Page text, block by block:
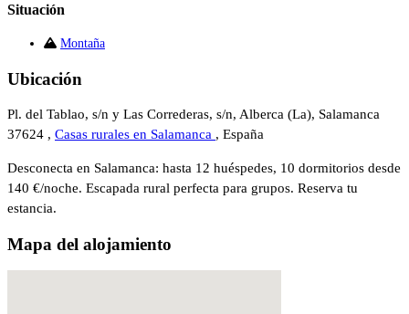
Situación
Montaña
Ubicación
Pl. del Tablao, s/n y Las Correderas, s/n, Alberca (La), Salamanca
37624 , Casas rurales en Salamanca , España
Desconecta en Salamanca: hasta 12 huéspedes, 10 dormitorios desde
140 €/noche. Escapada rural perfecta para grupos. Reserva tu
estancia.
Mapa del alojamiento